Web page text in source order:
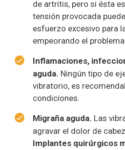
de artritis, pero si ésta
tensión provocada
esfuerzo excesivo para
empeorando el
Inflamaciones,
aguda. Ningún tipo de
vibratorio, es
condiciones.
Migraña aguda. Las
agravar el dolor de
Implantes quirúrgicos